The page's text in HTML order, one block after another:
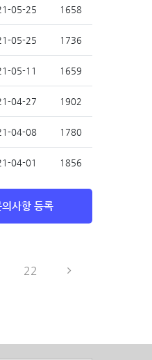
05-25 1658
05-25 1736
05-11 1659
04-27 1902
04-08 1780
04-01 1856
의사항 등록
22